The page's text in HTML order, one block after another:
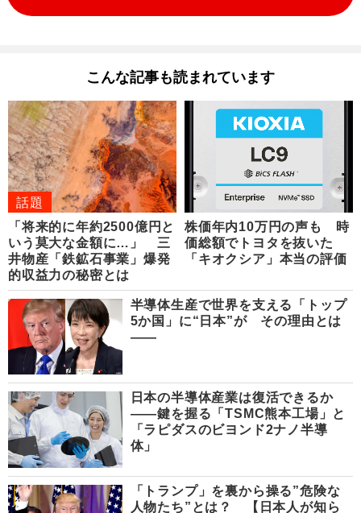
こんな記事も読まれています
話題
「将来的に年約2500億円と
いう莫大な金額に…」 三
井物産「鉄鉱石事業」爆発
的収益力の秘密とは
株価年内10万円の声も 時
価総額でトヨタを抜いた
「キオクシア」本当の評価
半導体生産で世界を支える「トップ
5か国」に“日本”が その理由とは
――
日本の半導体産業は復活できるか
――鍵を握る「TSMC熊本工場」と
「ラピダスのビヨンド2ナノ半導
体」
「トランプ」を裏から操る”危険な
人物たち”とは？ 【日本人が知ら